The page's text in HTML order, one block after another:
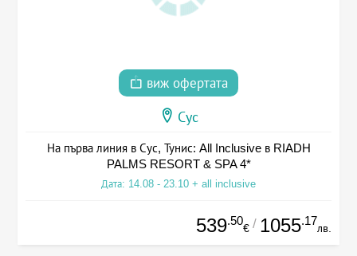
виж офертата
Сус
На първа линия в Сус, Тунис: All Inclusive в RIADH
PALMS RESORT & SPA 4*
Дата: 14.08 - 23.10 + all inclusive
539.50
€ / 1055.17
лв.